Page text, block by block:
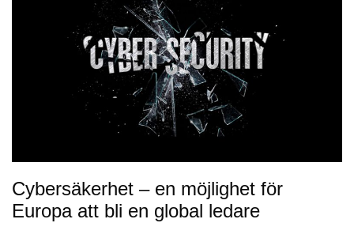
Cybersäkerhet – en möjlighet för
Europa att bli en global ledare